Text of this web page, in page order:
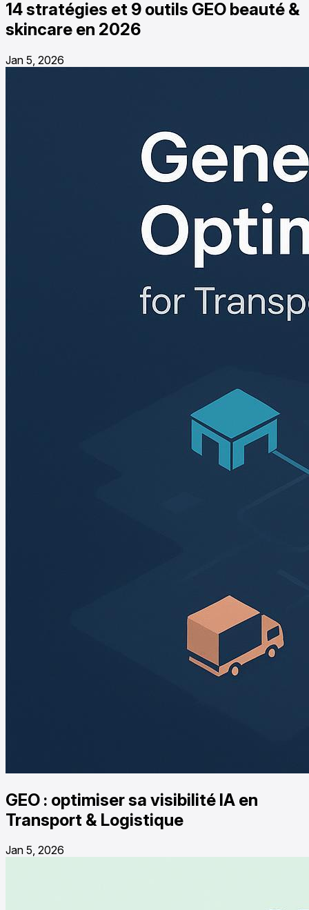
14 stratégies et 9 outils GEO beauté &
skincare en 2026
Jan 5, 2026
GEO : optimiser sa visibilité IA en
Transport & Logistique
Jan 5, 2026